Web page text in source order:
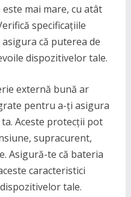
mai mare, cu atât
specificațiile
că puterea de
dispozitivelor tale.
externă bună ar
pentru a-ți asigura
Aceste protecții pot
supracurent,
Asigură-te că bateria
caracteristici
tale.